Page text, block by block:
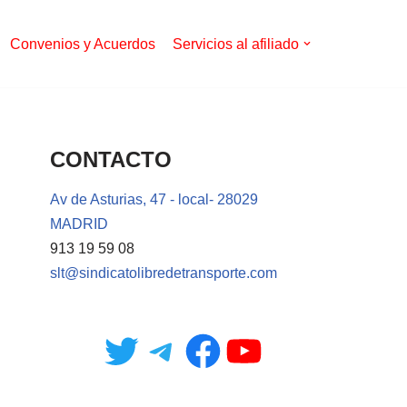
Convenios y Acuerdos Servicios al afiliado
CONTACTO
Av de Asturias, 47 - local- 28029
MADRID
913 19 59 08
slt@sindicatolibredetransporte.com